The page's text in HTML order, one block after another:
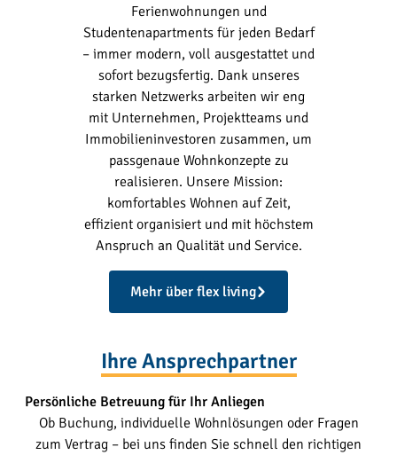
Ferienwohnungen und
Studentenapartments für jeden Bedarf
– immer modern, voll ausgestattet und
sofort bezugsfertig. Dank unseres
starken Netzwerks arbeiten wir eng
mit Unternehmen, Projektteams und
Immobilieninvestoren zusammen, um
passgenaue Wohnkonzepte zu
realisieren. Unsere Mission:
komfortables Wohnen auf Zeit,
effizient organisiert und mit höchstem
Anspruch an Qualität und Service.
Mehr über flex living
Ihre Ansprechpartner
Persönliche Betreuung für Ihr Anliegen
Ob Buchung, individuelle Wohnlösungen oder Fragen
zum Vertrag – bei uns finden Sie schnell den richtigen